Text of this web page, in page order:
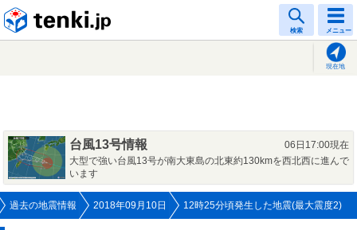
検索 メニュー
現在地
台風13号情報
06日17:00現在
大型で強い台風13号が南大東島の北東約130kmを西北西に進んで
います
過去の地震情報 2018年09月10日 12時25分頃発生した地震(最大震度2)